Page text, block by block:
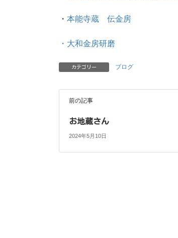
・ 本能寺蔵 伝金房
・大和金房研磨
カテゴリー ブログ
前の記事
お地蔵さん
2024年5月10日